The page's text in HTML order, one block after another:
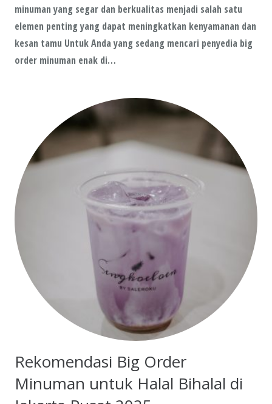
minuman yang segar dan berkualitas menjadi salah satu
elemen penting yang dapat meningkatkan kenyamanan dan
kesan tamu Untuk Anda yang sedang mencari penyedia big
order minuman enak di…
Rekomendasi Big Order
Minuman untuk Halal Bihalal di